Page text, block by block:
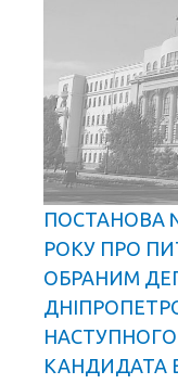
ПОСТАНОВА №
РОКУ ПРО
ОБРАНИМ
НАСТУПНОГО
КАНДИДАТА